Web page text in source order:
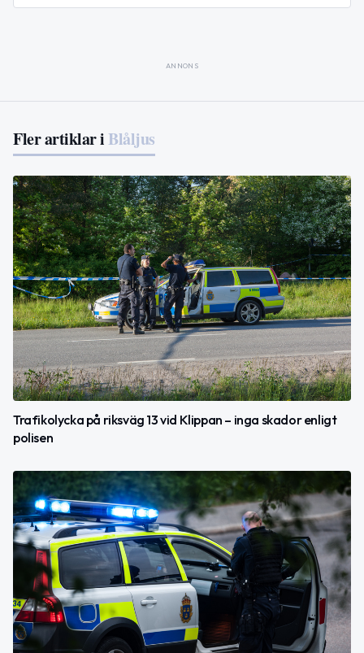
ANNONS
Fler artiklar iBlåljus
Trafikolycka på riksväg 13 vid Klippan – inga skador enligt
polisen